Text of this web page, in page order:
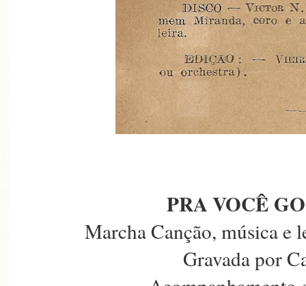
PRA VOCÊ
Marcha Canção, música e
Gravada por